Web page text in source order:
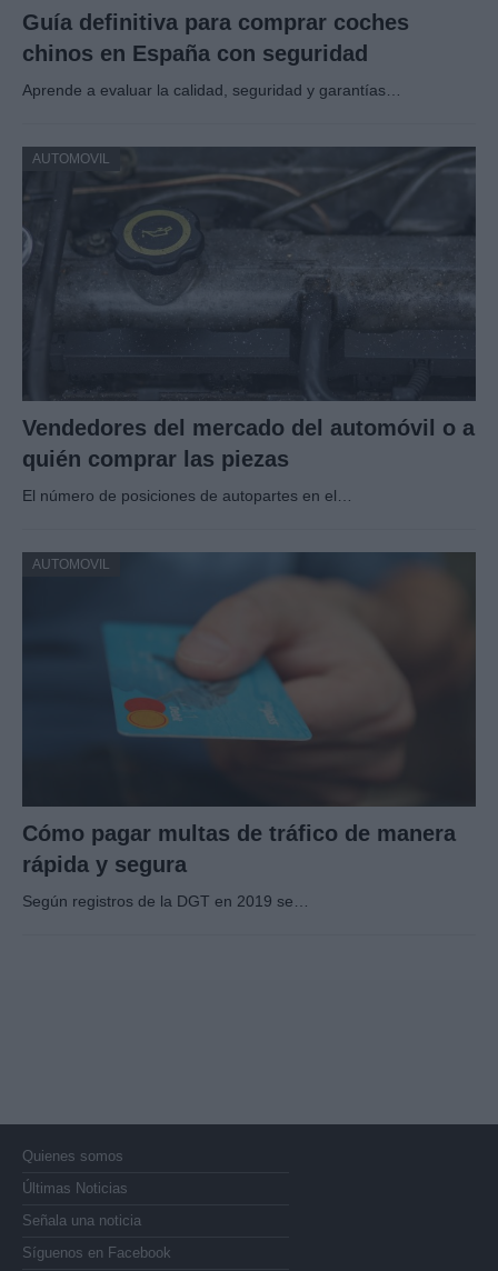
Guía definitiva para comprar coches
chinos en España con seguridad
Aprende a evaluar la calidad, seguridad y garantías…
AUTOMOVIL
Vendedores del mercado del automóvil o a
quién comprar las piezas
El número de posiciones de autopartes en el…
AUTOMOVIL
Cómo pagar multas de tráfico de manera
rápida y segura
Según registros de la DGT en 2019 se…
Quienes somos
Últimas Noticias
Señala una noticia
Síguenos en Facebook